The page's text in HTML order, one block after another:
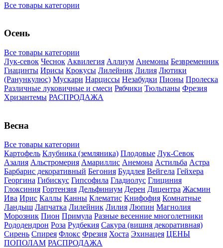
Все товары категории
Осень
Все товары категории
Лук-севок Чеснок Аквилегия Аллиум Анемоны Безвременник
Гиацинты Ирисы Крокусы Лилейник Лилия Лютики
(Ранункулюс) Мускари Нарцисcы Незабудки Пионы Пролеска
Различные луковичные и смеси Рябчики Тюльпаны Фрезия
Хризантемы РАСПРОДАЖА
Весна
Все товары категории
Картофель Клубника (земляника) Плодовые Лук-Севок
Азалия Альстромерия Амариллис Анемона Астильба Астра
Барбарис декоративный Бегония Буддлея Вейгела Гейхера
Георгина Гибискус Гипсофила Гладиолус Глициния
Глоксиния Гортензия Дельфиниум Дерен Дицентра Жасмин
Ива Ирис Каллы Канны Клематис Книфофия Комнатные
Ландыш Лапчатка Лилейник Лилия Люпин Магнолия
Морозник Пион Примула Разные весенние многолетники
Рододендрон Роза Рудбекия Сакура (вишня декоративная)
Сирень Спирея Флокс Фрезия Хоста Эхинацея ЦЕНЫ
ПОПОЛАМ РАСПРОДАЖА